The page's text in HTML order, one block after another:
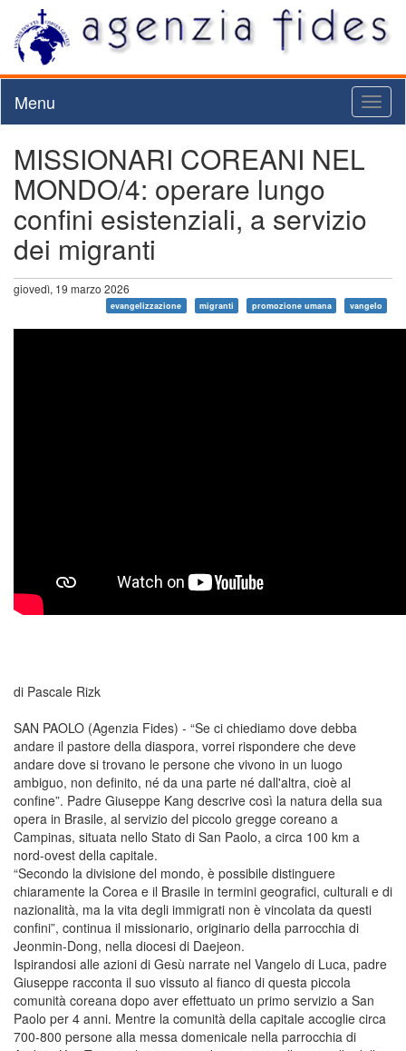
Menu
MISSIONARI COREANI NEL
MONDO/4: operare lungo
confini esistenziali, a servizio
dei migranti
giovedì, 19 marzo 2026
evangelizzazione migranti promozione umana vangelo
di Pascale Rizk
SAN PAOLO (Agenzia Fides) - “Se ci chiediamo dove debba
andare il pastore della diaspora, vorrei rispondere che deve
andare dove si trovano le persone che vivono in un luogo
ambiguo, non definito, né da una parte né dall'altra, cioè al
confine”. Padre Giuseppe Kang descrive così la natura della sua
opera in Brasile, al servizio del piccolo gregge coreano a
Campinas, situata nello Stato di San Paolo, a circa 100 km a
nord-ovest della capitale.
“Secondo la divisione del mondo, è possibile distinguere
chiaramente la Corea e il Brasile in termini geografici, culturali e di
nazionalità, ma la vita degli immigrati non è vincolata da questi
confini”, continua il missionario, originario della parrocchia di
Jeonmin-Dong, nella diocesi di Daejeon.
Ispirandosi alle azioni di Gesù narrate nel Vangelo di Luca, padre
Giuseppe racconta il suo vissuto al fianco di questa piccola
comunità coreana dopo aver effettuato un primo servizio a San
Paolo per 4 anni. Mentre la comunità della capitale accoglie circa
700-800 persone alla messa domenicale nella parrocchia di